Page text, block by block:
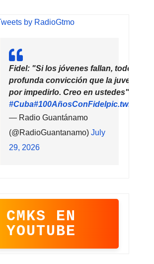
by RadioGtmo
Fidel: "Si los jóvenes fallan, todo
profunda convicción que la juventud
por impedirlo. Creo en ustedes"
#Cuba#100AñosConFidel
— Radio Guantánamo
(@RadioGuantanamo) July
29, 2026
CMKS EN
YOUTUBE